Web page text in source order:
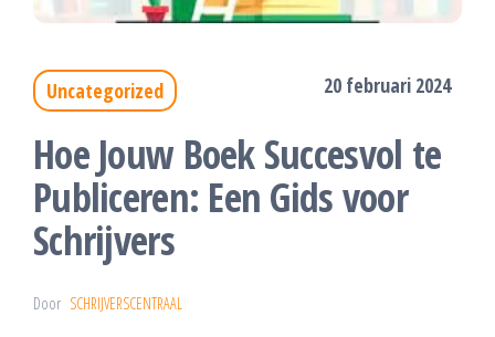
Uncategorized 20 februari 2024
Hoe Jouw Boek Succesvol te
Publiceren: Een Gids voor
Schrijvers
Door SCHRIJVERSCENTRAAL